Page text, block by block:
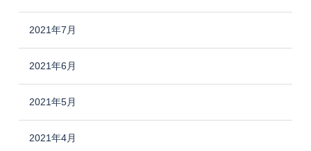
2021年7月
2021年6月
2021年5月
2021年4月